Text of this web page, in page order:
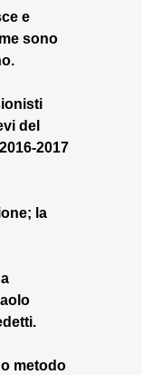
e
sono
del
2017
la
metodo